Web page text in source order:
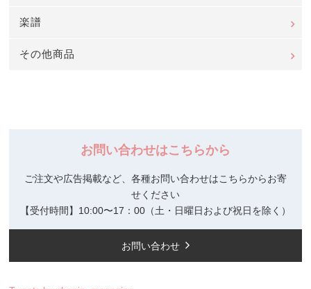
楽譜
その他商品
お問い合わせはこちらから
ご注文や広告掲載など、各種お問い合わせはこちらからお寄
せください
【受付時間】10:00〜17：00（土・日曜日および祝日を除く）
お問い合わせ